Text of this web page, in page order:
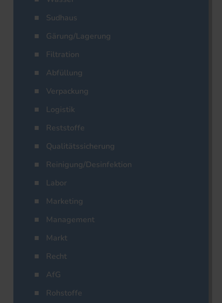
Sudhaus
Gärung/Lagerung
Filtration
Abfüllung
Verpackung
Logistik
Reststoffe
Qualitätssicherung
Reinigung/Desinfektion
Labor
Marketing
Management
Markt
Recht
AfG
Rohstoffe